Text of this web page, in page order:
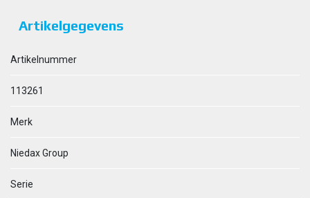
Artikelgegevens
Artikelnummer
113261
Merk
Niedax Group
Serie